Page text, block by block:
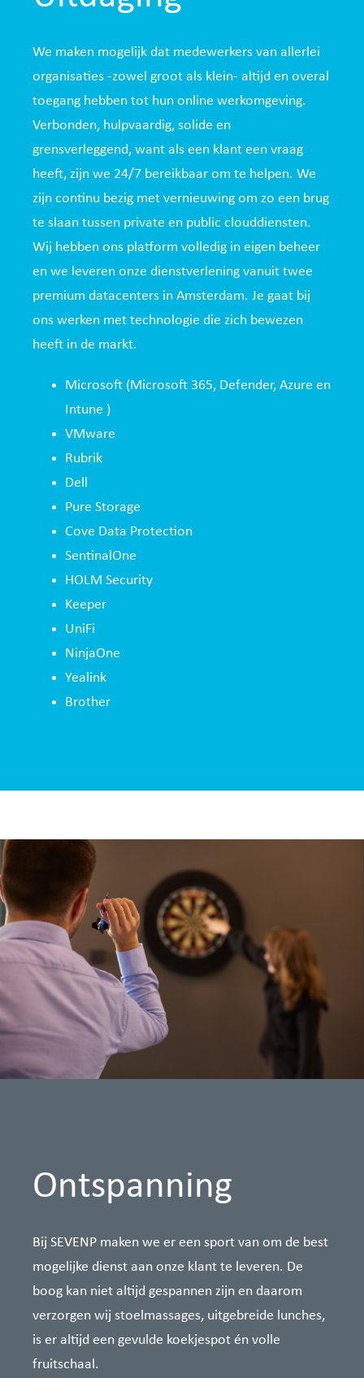
We maken mogelijk dat medewerkers van allerlei
organisaties -zowel groot als klein- altijd en overal
toegang hebben tot hun online werkomgeving.
Verbonden, hulpvaardig, solide en
grensverleggend, want als een klant een vraag
heeft, zijn we 24/7 bereikbaar om te helpen. We
zijn continu bezig met vernieuwing om zo een brug
te slaan tussen private en public clouddiensten.
Wij hebben ons platform volledig in eigen beheer
en we leveren onze dienstverlening vanuit twee
premium datacenters in Amsterdam. Je gaat bij
ons werken met technologie die zich bewezen
heeft in de markt.
Microsoft (Microsoft 365, Defender, Azure en
Intune )
VMware
Rubrik
Dell
Pure Storage
Cove Data Protection
SentinalOne
HOLM Security
Keeper
UniFi
NinjaOne
Yealink
Brother
Ontspanning
Bij SEVENP maken we er een sport van om de best
mogelijke dienst aan onze klant te leveren. De
boog kan niet altijd gespannen zijn en daarom
verzorgen wij stoelmassages, uitgebreide lunches,
is er altijd een gevulde koekjespot én volle
fruitschaal.